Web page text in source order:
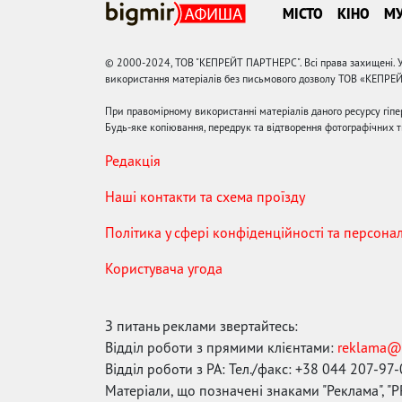
МІСТО КІНО
© 2000-2024, ТОВ "КЕПРЕЙТ ПАРТНЕРС". Всі права захищені.
використання матеріалів без письмового дозволу ТОВ
При правомірному використанні матеріалів даного ресурсу
Будь-яке копіювання, передрук та відтворення фотографічних
Редакція
Наші контакти та схема проїзду
Політика у сфері конфіденційності та
Користувача угода
З питань реклами звертайтесь:
Відділ роботи з прямими клієнтами:
Відділ роботи з РА: Тел./факс: +38 044 207-
Матеріали, що позначені знаками "Реклама",